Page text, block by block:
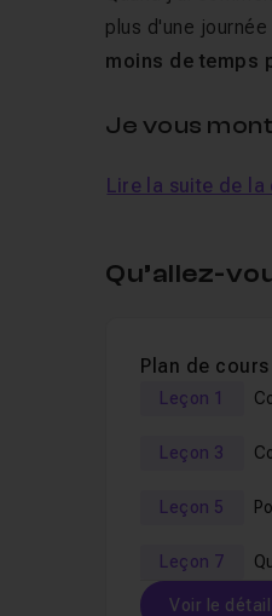
plus d'une
moins de temps
Je vous
Optimiser votre
Utiliser les
Utiliser les
Alléger votre
Mon objectif :
Lire la suite de
Qu’allez-
Plan de cours
Leçon 1
Leçon 3
Leçon 5
Leçon 7
Voir le détail